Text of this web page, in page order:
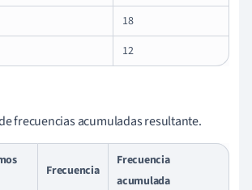
18
12
frecuencias acumuladas resultante.
Frecuencia
Frecuencia
acumulada